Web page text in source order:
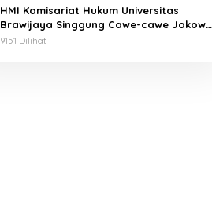
HMI Komisariat Hukum Universitas
Brawijaya Singgung Cawe-cawe Jokowi,
Tegaskan 5 Poin Pernyataan Sikap
9151 Dilihat